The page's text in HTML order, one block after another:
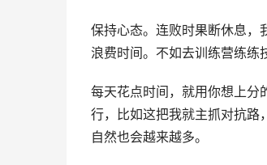
保持心态。连败时果断休息，
浪费时间。不如去训练营练练
每天花点时间，就用你想上分
行，比如这把我就主抓对抗路
自然也会越来越多。